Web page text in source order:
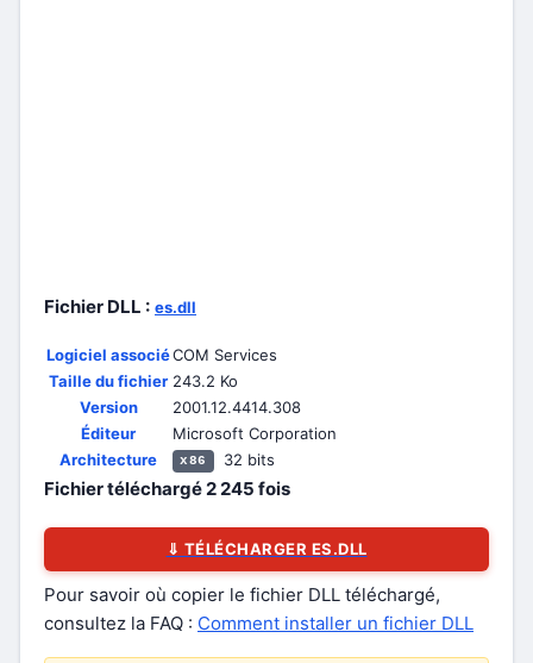
Fichier DLL : es.dll
Logiciel associéCOM Services
Taille du fichier 243.2 Ko
Version
2001.12.4414.308
Éditeur
Microsoft Corporation
Architecture
x86 32 bits
Fichier téléchargé2 245 fois
⇓ TÉLÉCHARGER ES.DLL
Pour savoir où copier le fichier DLL téléchargé,
consultez la FAQ : Comment installer un fichier DLL